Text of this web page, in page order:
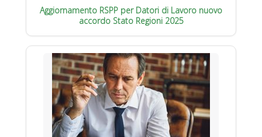
Aggiornamento RSPP per Datori di Lavoro nuovo
accordo Stato Regioni 2025